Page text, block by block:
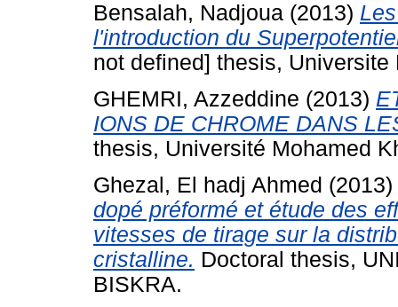
Bensalah, Nadjoua (2013)
l'introduction du
not defined] thesis,
GHEMRI, Azzeddine (2013)
IONS DE CHROME DANS
thesis, Université Mohamed
Ghezal, El hadj Ahmed (2013)
dopé préformé et étude des
vitesses de tirage sur la
cristalline. Doctoral thesis,
BISKRA.